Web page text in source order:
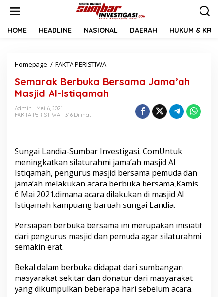
HOME HEADLINE NASIONAL DAERAH HUKUM &
Homepage / FAKTA PERISTIWA
m
a
r
b
u
k
a
B
e
r
a
m
a
m
a
'
a
Semarak Berbuka Bersama Jama’ah
Masjid Al-Istiqamah
Admin
Mei 6, 2021
FAKTA PERISTIWA
316 Dilihat
Sungai Landia-Sumbar Investigasi. ComUntuk
meningkatkan silaturahmi jama’ah masjid Al
Istiqamah, pengurus masjid bersama pemuda dan
jama’ah melakukan acara berbuka bersama,Kamis
6 Mai 2021.dimana acara dilakukan di masjid Al
Istiqamah kampuang baruah sungai Landia.
Persiapan berbuka bersama ini merupakan inisiatif
dari pengurus masjid dan pemuda agar silaturahmi
semakin erat.
Bekal dalam berbuka didapat dari sumbangan
masyarakat sekitar dan donatur dari masyarakat
yang dikumpulkan beberapa hari sebelum acara.